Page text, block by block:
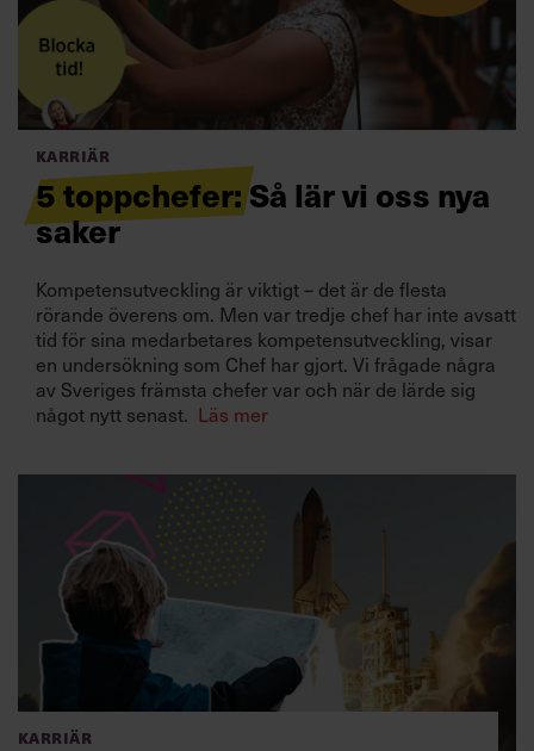
Logga in
Prenumerera
Villkor och policy för
personuppgiftsbehandling
Sök
Karriär
5 toppchefer: Så lär vi oss nya
saker
Kompetensutveckling är viktigt – det är de flesta
rörande överens om. Men var tredje chef har inte avsatt
tid för sina medarbetares kompetensutveckling, visar
en undersökning som Chef har gjort. Vi frågade några
av Sveriges främsta chefer var och när de lärde sig
något nytt senast. Läs mer
Karriär